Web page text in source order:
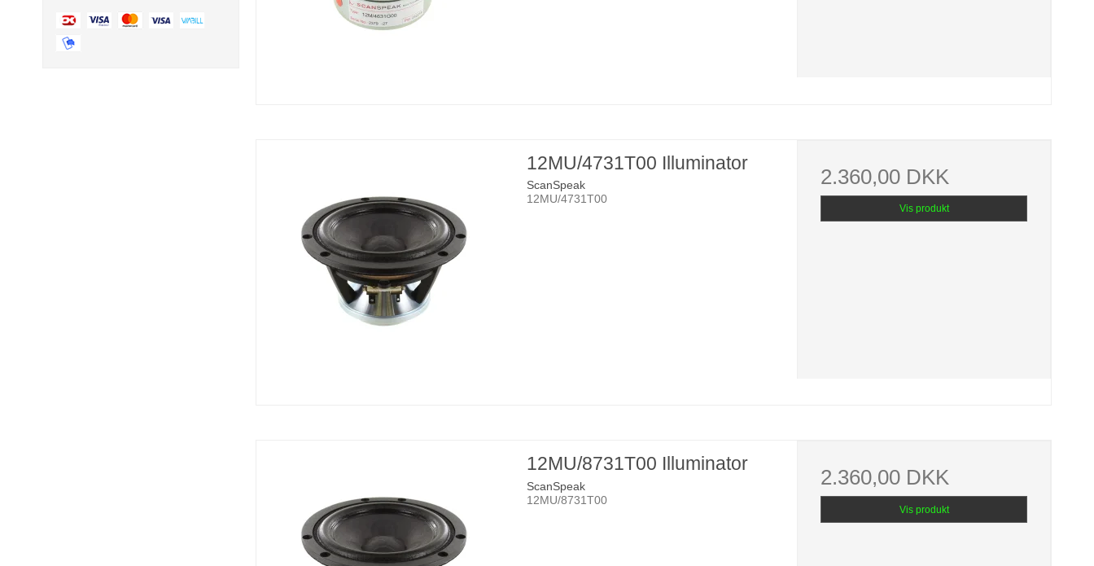
12MU/4731T00 Illuminator
ScanSpeak
12MU/4731T00
2.360,00 DKK
Vis produkt
12MU/8731T00 Illuminator
ScanSpeak
12MU/8731T00
2.360,00 DKK
Vis produkt